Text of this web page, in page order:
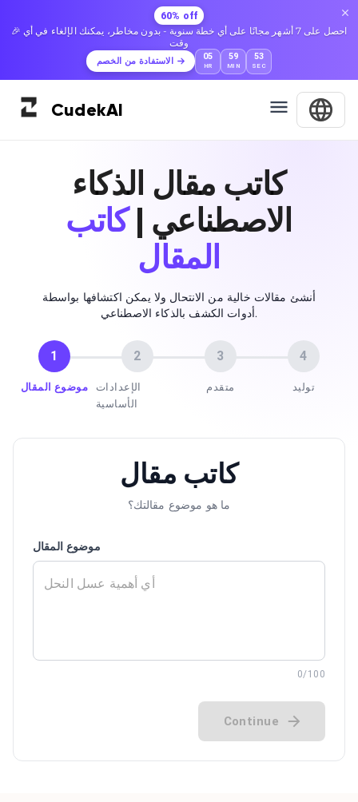
60% off
🎉 احصل على 7 أشهر مجانًا على أي خطة سنوية - بدون مخاطر، يمكنك الإلغاء في أي
وقت
الاستفادة من الخصم 05
HR
59
MIN
52
SEC
CudekAI
كاتب مقال الذكاء
الاصطناعي | كاتب
المقال
أنشئ مقالات خالية من الانتحال ولا يمكن اكتشافها بواسطة
أدوات الكشف بالذكاء الاصطناعي.
1
موضوع المقال
2
الإعدادات
الأساسية
3
متقدم
4
توليد
كاتب مقال
ما هو موضوع مقالتك؟
موضوع المقال
0/100
Continue